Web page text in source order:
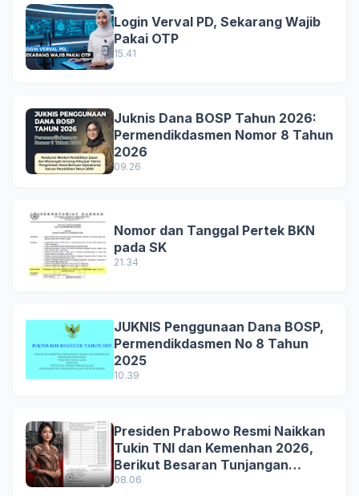
Login Verval PD, Sekarang Wajib
Pakai OTP
15.41
Juknis Dana BOSP Tahun 2026:
Permendikdasmen Nomor 8 Tahun
2026
09.26
Nomor dan Tanggal Pertek BKN
pada SK
21.34
JUKNIS Penggunaan Dana BOSP,
Permendikdasmen No 8 Tahun
2025
10.39
Presiden Prabowo Resmi Naikkan
Tukin TNI dan Kemenhan 2026,
Berikut Besaran Tunjangan
Terbaru
08.06